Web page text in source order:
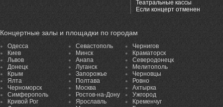
Театральные кассы
Если концерт отменен
Концертные залы и площадки по городам
Одесса
Киев
Львов
Донецк
Крым
Ялта
Черноморск
Симферополь
Кривой Рог
Севастополь
Минск
Анапа
Луганск
Запорожье
Полтава
Москва
Ростов-на-Дону
Ярославль
Чернигов
Краматорск
Северодонецк
Мелитополь
Черновцы
Ровно
Ахтырка
Ужгород
Кременчуг